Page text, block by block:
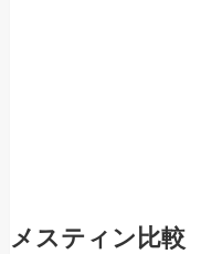
メスティン比較